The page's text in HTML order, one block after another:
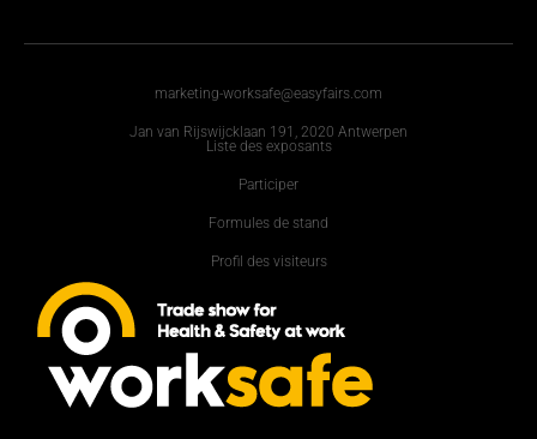
marketing-worksafe@easyfairs.com
Jan van Rijswijcklaan 191, 2020 Antwerpen
Liste des exposants
Participer
Formules de stand
Profil des visiteurs